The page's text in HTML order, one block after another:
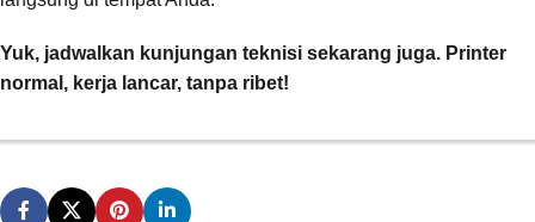
Yuk, jadwalkan kunjungan teknisi sekarang juga. Printer
normal, kerja lancar, tanpa ribet!